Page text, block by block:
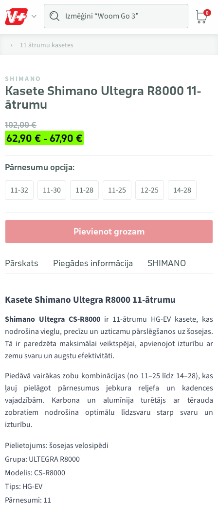
0
11 ātrumu kasetes
SHIMANO
Kasete Shimano Ultegra R8000 11-
ātrumu
102,00 €
62,90 € - 67,90 €
Pārnesumu opcija:
11-32 11-30 11-28 11-25 12-25 14-28
Pievienot grozam
Pārskats Piegādes informācija SHIMANO
Kasete Shimano Ultegra R8000 11-ātrumu
Shimano Ultegra CS-R8000ir 11-ātrumu HG-EV kasete, kas
nodrošina vieglu, precīzu un uzticamu pārslēgšanos uz šosejas.
Tā ir paredzēta maksimālai veiktspējai, apvienojot izturību ar
zemu svaru un augstu efektivitāti.
Piedāvā vairākas zobu kombinācijas (no 11–25 līdz 14–28), kas
ļauj pielāgot pārnesumus jebkura reljefa un kadences
vajadzībām. Karbona un alumīnija turētājs ar tērauda
zobratiem nodrošina optimālu līdzsvaru starp svaru un
izturību.
Pielietojums: šosejas velosipēdi
Grupa: ULTEGRA R8000
Modelis: CS-R8000
Tips: HG-EV
Pārnesumi: 11